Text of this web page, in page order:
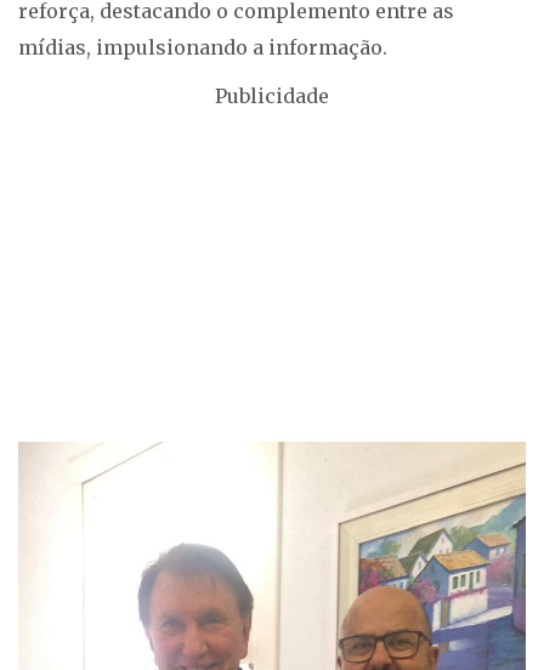
reforça, destacando o complemento entre as
mídias, impulsionando a informação.
Publicidade